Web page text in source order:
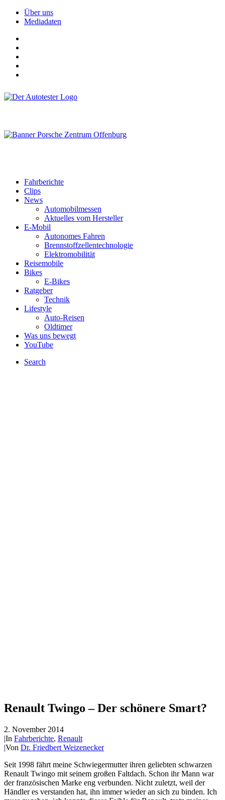
Über uns
Mediadaten
Fahrberichte
Clips
News
Automobilmessen
Aktuelles vom Hersteller
E-Mobil
Autonomes Fahren
Brennstoffzellentechnologie
Elektromobilität
Reisemobile
Bikes
E-Bikes
Ratgeber
Technik
Lifestyle
Auto-Reisen
Oldtimer
Was uns bewegt
YouTube
Search
Renault Twingo – Der schönere Smart?
2. November 2014
|In Fahrberichte, Renault
|Von Dr. Friedbert Weizenecker
Seit 1998 fährt meine Schwiegermutter ihren geliebten schwarzen
Renault Twingo mit seinem großen Faltdach. Schon ihr Mann war
der französischen Marke eng verbunden. Nicht zuletzt, weil der
Händler es verstanden hat, ihn immer wieder an sich zu binden. Ich